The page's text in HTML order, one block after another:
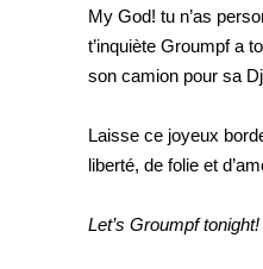
My God! tu n’as
t’inquiète Groumpf a
son camion pour sa
Laisse ce joyeux
liberté, de folie et
Let’s Groumpf tonight!